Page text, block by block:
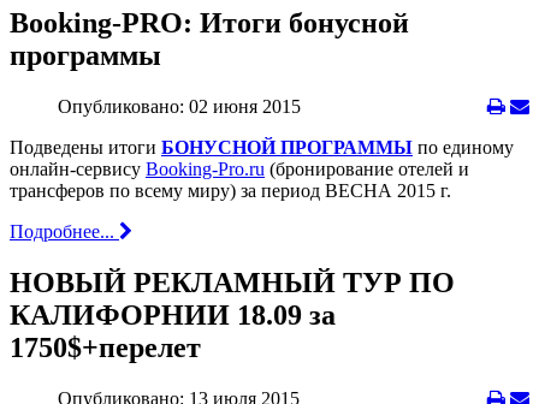
Booking-PRO: Итоги бонусной
программы
Опубликовано: 02 июня 2015
Подведены итоги БОНУСНОЙ ПРОГРАММЫ по единому
онлайн-сервису Booking-Pro.ru (бронирование отелей и
трансферов по всему миру) за период ВЕСНА 2015 г.
Подробнее...
НОВЫЙ РЕКЛАМНЫЙ ТУР ПО
КАЛИФОРНИИ 18.09 за
1750$+перелет
Опубликовано: 13 июля 2015